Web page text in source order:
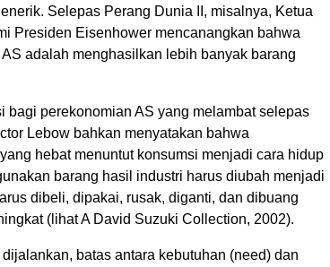
Selepas Perang Dunia II, misalnya, Ketua
Presiden Eisenhower mencanangkan bahwa
adalah menghasilkan lebih banyak barang
bagi perekonomian AS yang melambat selepas
Lebow bahkan menyatakan bahwa
hebat menuntut konsumsi menjadi cara hidup
barang hasil industri harus diubah menjadi
dibeli, dipakai, rusak, diganti, dan dibuang
(lihat A David Suzuki Collection, 2002).
batas antara kebutuhan (need) dan